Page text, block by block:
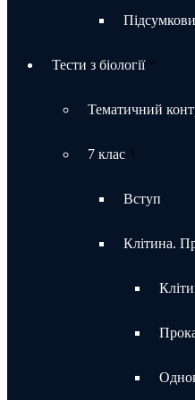
Тести з біології
Тематичний
7 клас
Вступ
Клітина.